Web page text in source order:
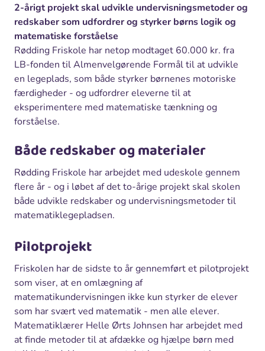
2-årigt projekt skal udvikle undervisningsmetoder og
redskaber som udfordrer og styrker børns logik og
matematiske forståelse
Rødding Friskole har netop modtaget 60.000 kr. fra
LB-fonden til Almenvelgørende Formål til at udvikle
en legeplads, som både styrker børnenes motoriske
færdigheder - og udfordrer eleverne til at
eksperimentere med matematiske tænkning og
forståelse.
Både redskaber og materialer
Rødding Friskole har arbejdet med udeskole gennem
flere år - og i løbet af det to-årige projekt skal skolen
både udvikle redskaber og undervisningsmetoder til
matematiklegepladsen.
Pilotprojekt
Friskolen har de sidste to år gennemført et pilotprojekt
som viser, at en omlægning af
matematikundervisningen ikke kun styrker de elever
som har svært ved matematik - men alle elever.
Matematiklærer Helle Ørts Johnsen har arbejdet med
at finde metoder til at afdække og hjælpe børn med